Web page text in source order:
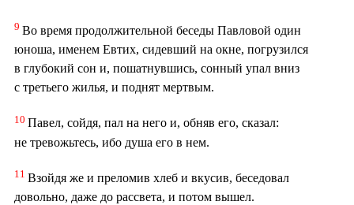
9 Во время продолжительной беседы Павловой один
юноша, именем Евтих, сидевший на окне, погрузился
в глубокий сон и, пошатнувшись, сонный упал вниз
с третьего жилья, и поднят мертвым.
10 Павел, сойдя, пал на него и, обняв его, сказал:
не тревожьтесь, ибо душа его в нем.
11 Взойдя же и преломив хлеб и вкусив, беседовал
довольно, даже до рассвета, и потом вышел.